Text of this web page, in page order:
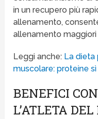
in un recupero più
allenamento,
allenamento
Leggi anche: La dieta
muscolare: proteine
BENEFICI
L’ATLETA DEL